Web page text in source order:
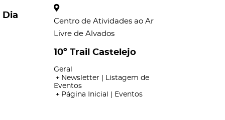
Centro de Atividades ao Ar
Livre de Alvados
10º Trail Castelejo
Geral
Newsletter | Listagem de
Eventos
Página Inicial | Eventos